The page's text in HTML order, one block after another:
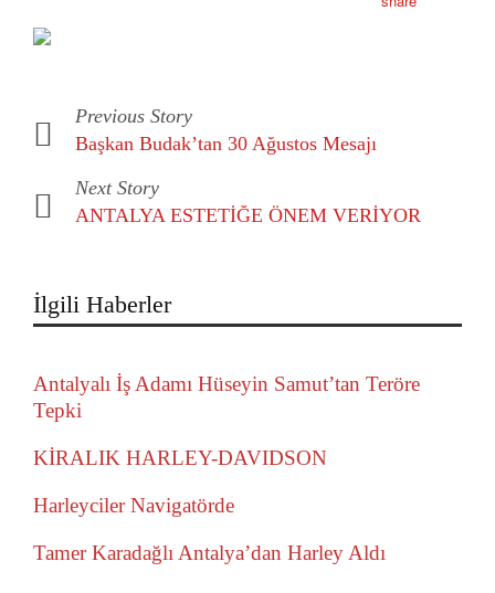
Previous Story
Başkan Budak’tan 30 Ağustos Mesajı
Next Story
ANTALYA ESTETİĞE ÖNEM VERİYOR
İlgili Haberler
Antalyalı İş Adamı Hüseyin Samut’tan Teröre
Tepki
KİRALIK HARLEY-DAVIDSON
Harleyciler Navigatörde
Tamer Karadağlı Antalya’dan Harley Aldı